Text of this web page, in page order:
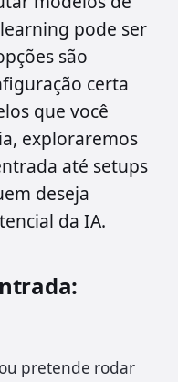
pode ser
são
certa
que você
exploraremos
até setups
deseja
da IA.
pretende rodar